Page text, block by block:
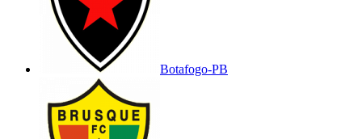
Botafogo-PB